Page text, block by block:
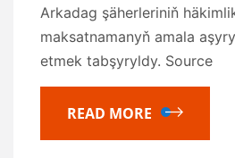
Arkadag şäherleriniň
maksatnamanyň amala
etmek tabşyryldy. Source
READ MORE